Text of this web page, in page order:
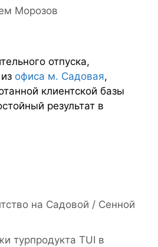
Морозов
отпуска,
из офиса м. Садовая,
клиентской базы
результат в
на Садовой / Сенной
турпродукта TUI в